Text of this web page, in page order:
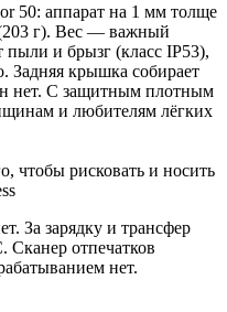
50: аппарат на 1 мм толще
г). Вес — важный
и брызг (класс IP53),
Задняя крышка собирает
нет. С защитным плотным
и любителям лёгких
чтобы рисковать и носить
За зарядку и трансфер
Сканер отпечатков
нет.